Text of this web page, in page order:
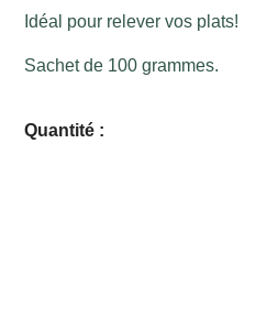
Idéal pour relever vos plats!
Sachet de 100 grammes.
Quantité :